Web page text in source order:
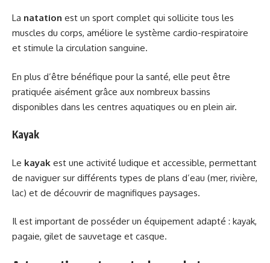
La natation est un sport complet qui sollicite tous les
muscles du corps, améliore le système cardio-respiratoire
et stimule la circulation sanguine.
En plus d’être bénéfique pour la santé, elle peut être
pratiquée aisément grâce aux nombreux bassins
disponibles dans les centres aquatiques ou en plein air.
Kayak
Le kayak est une activité ludique et accessible, permettant
de naviguer sur différents types de plans d’eau (mer, rivière,
lac) et de découvrir de magnifiques paysages.
Il est important de posséder un équipement adapté : kayak,
pagaie, gilet de sauvetage et casque.